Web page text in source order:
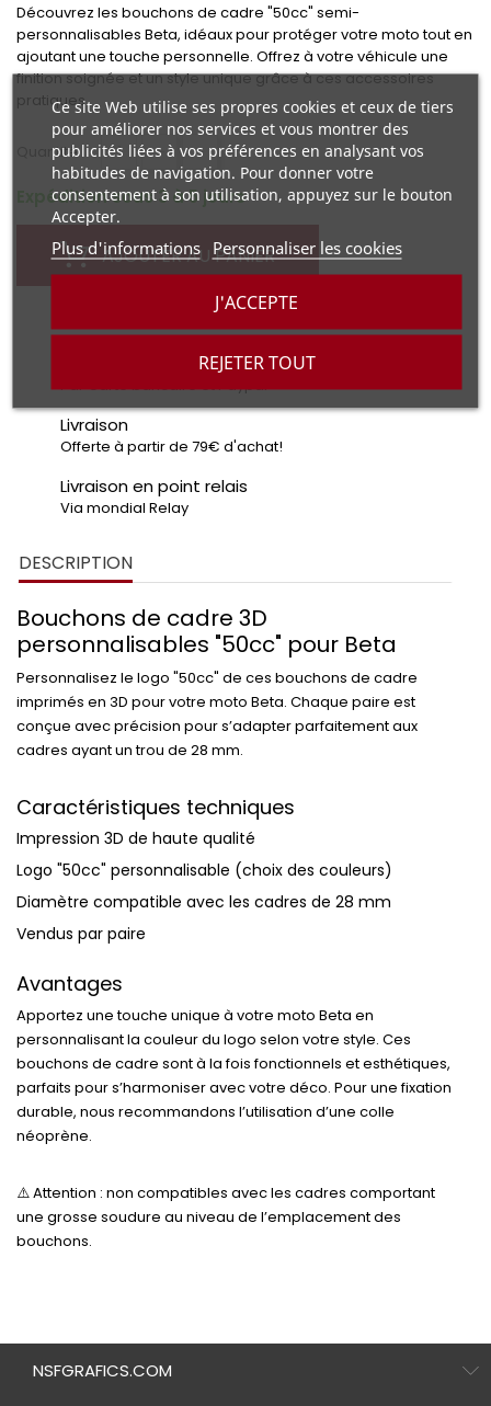
Ce site Web utilise ses propres cookies et ceux de tiers
pour améliorer nos services et vous montrer des
publicités liées à vos préférences en analysant vos
habitudes de navigation. Pour donner votre
consentement à son utilisation, appuyez sur le bouton
Accepter.
Plus d'informations Personnaliser les cookies
REJETER TOUT
J'ACCEPTE
Découvrez les bouchons de cadre "50cc" semi-
personnalisables Beta, idéaux pour protéger votre moto tout en
ajoutant une touche personnelle. Offrez à votre véhicule une
finition soignée et un style unique grâce à ces accessoires
pratiques.
Quantité : +
-
Expédition sous 3 à 5 jours
AJOUTER AU PANIER
Paiement sécurisé
Par Carte bancaire et Paypal
Livraison
Offerte à partir de 79€ d'achat!
Livraison en point relais
Via mondial Relay
DESCRIPTION
Bouchons de cadre 3D
personnalisables "50cc" pour Beta
Personnalisez le logo "50cc" de ces bouchons de cadre
imprimés en 3D pour votre moto Beta. Chaque paire est
conçue avec précision pour s’adapter parfaitement aux
cadres ayant untrou de 28 mm.
Caractéristiques techniques
Impression 3D de haute qualité
Logo "50cc" personnalisable (choix des couleurs)
Diamètre compatible avec les cadres de 28 mm
Vendus par paire
Avantages
Apportez unetouche unique à votre moto Beta en
personnalisant la couleur du logo selon votre style. Ces
bouchons de cadre sont à la foisfonctionnels et esthétiques,
parfaits pour s’harmoniser avec votre déco. Pour une fixation
durable, nous recommandons l’utilisation d’une colle
néoprène.
⚠️ Attention : non compatibles avec les cadres comportant
une grosse soudure au niveau de l’emplacement des
bouchons.
NSFGRAFICS.COM